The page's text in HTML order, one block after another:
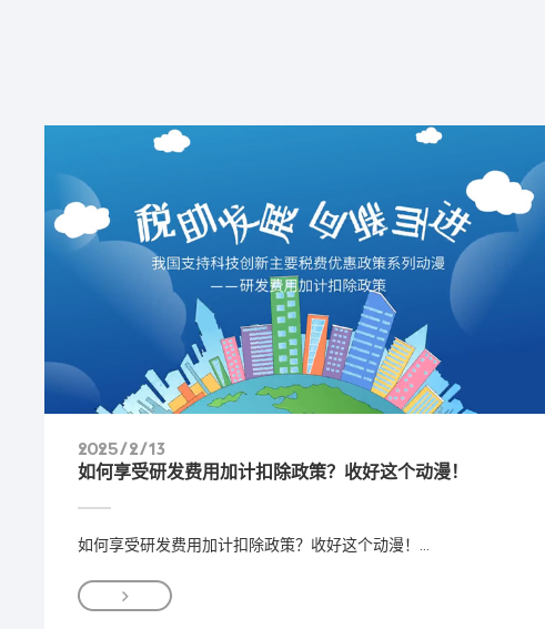
2025/2/13
如何享受研发费用加计扣除政策？收好这个动漫！
如何享受研发费用加计扣除政策？收好这个动漫！...
